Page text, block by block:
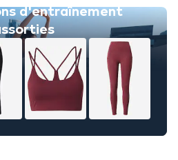
d'entraînement